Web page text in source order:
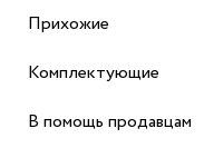
Прихожие
Комплектующие
В помощь продавцам